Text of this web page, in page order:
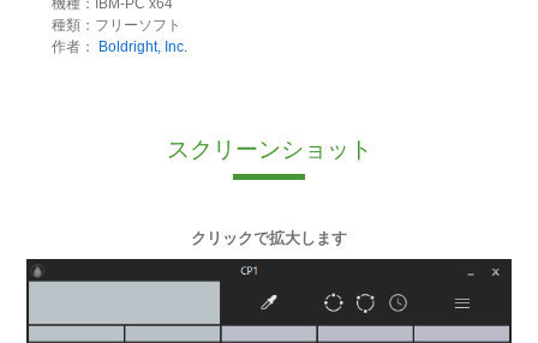
機種：IBM-PC x64
種類：フリーソフト
作者：
Boldright, Inc.
スクリーンショット
クリックで拡大します